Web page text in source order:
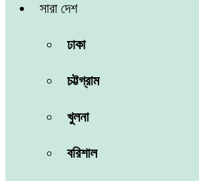
সারা দেশ
ঢাকা
চট্টগ্রাম
খুলনা
বরিশাল